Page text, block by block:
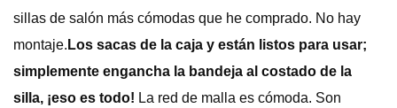
sillas de salón más cómodas que he comprado. No hay
montaje. Los sacas de la caja y están listos para usar;
simplemente engancha la bandeja al costado de la
silla, ¡eso es todo! La red de malla es cómoda. Son